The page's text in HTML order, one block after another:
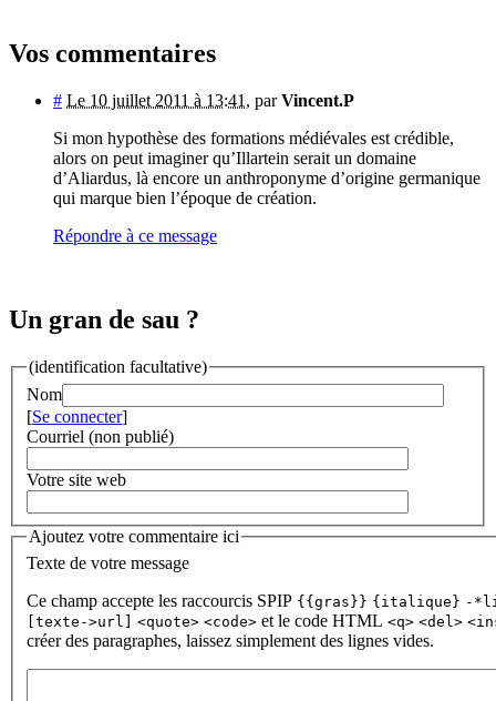
Vos commentaires
# Le 10 juillet 2011 à 13:41 , parVincent.P
Si mon hypothèse des formations médiévales est crédible,
alors on peut imaginer qu’Illartein serait un domaine
d’Aliardus, là encore un anthroponyme d’origine germanique
qui marque bien l’époque de création.
Répondre à ce message
Un gran de sau ?
(identification facultative)
Nom
[Se connecter]
Courriel (non publié)
Votre site web
Ajoutez votre commentaire ici
Texte de votre message
Ce champ accepte les raccourcis SPIP {{gras}} {italique} -
[texte->url] <quote> <code> et le code HTML <q> <del>
créer des paragraphes, laissez simplement des lignes vides.